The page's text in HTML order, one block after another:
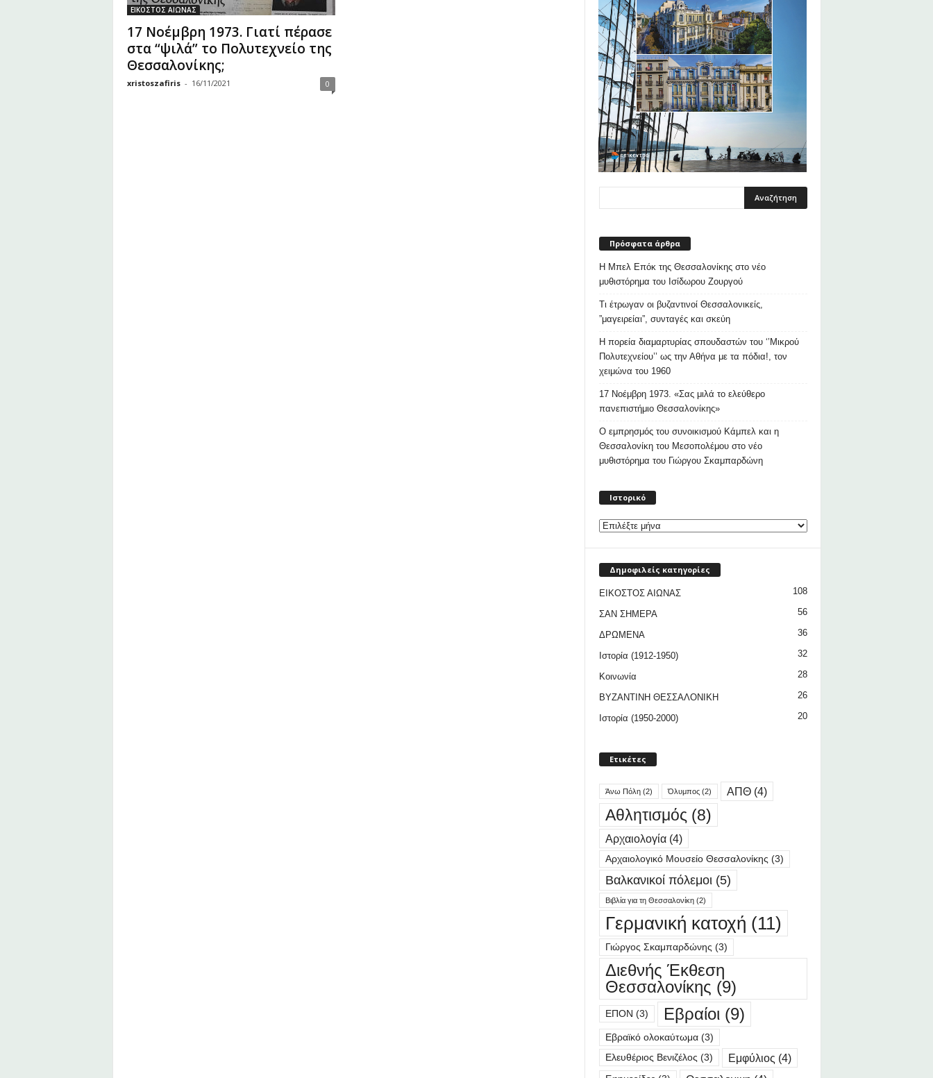
ΕΙΚΟΣΤΟΣ ΑΙΩΝΑΣ
17 Νοέμβρη 1973. Γιατί πέρασε
στα “ψιλά” το Πολυτεχνείο της
Θεσσαλονίκης;
xristoszafiris - 16/11/2021 0
Πρόσφατα άρθρα
Η Μπελ Επόκ της Θεσσαλονίκης στο νέο
μυθιστόρημα του Ισίδωρου Ζουργού
Τι έτρωγαν οι βυζαντινοί Θεσσαλονικείς,
”μαγειρείαι”, συνταγές και σκεύη
Η πορεία διαμαρτυρίας σπουδαστών του ‘’Μικρού
Πολυτεχνείου’’ ως την Αθήνα με τα πόδια!, τον
χειμώνα του 1960
17 Νοέμβρη 1973. «Σας μιλά το ελεύθερο
πανεπιστήμιο Θεσσαλονίκης»
Ο εμπρησμός του συνοικισμού Κάμπελ και η
Θεσσαλονίκη του Μεσοπολέμου στο νέο
μυθιστόρημα του Γιώργου Σκαμπαρδώνη
Ιστορικό
Δημοφιλείς κατηγορίες
ΕΙΚΟΣΤΟΣ ΑΙΩΝΑΣ 108
ΣΑΝ ΣΗΜΕΡΑ 56
ΔΡΩΜΕΝΑ 36
Ιστορία (1912-1950) 32
Κοινωνία 28
ΒΥΖΑΝΤΙΝΗ ΘΕΣΣΑΛΟΝΙΚΗ 26
Ιστορία (1950-2000) 20
Ετικέτες
Άνω Πόλη(2) Όλυμπος(2) ΑΠΘ(4)
Αθλητισμός (8)
Αρχαιολογία(4)
Αρχαιολογικό Μουσείο Θεσσαλονίκης (3)
Βαλκανικοί πόλεμοι (5)
Βιβλία για τη Θεσσαλονίκη(2)
Γερμανική κατοχή (11)
Γιώργος Σκαμπαρδώνης (3)
Διεθνής Έκθεση
Θεσσαλονίκης (9)
ΕΠΟΝ (3) Εβραίοι (9)
Εβραϊκό ολοκαύτωμα(3)
Ελευθέριος Βενιζέλος (3) Εμφύλιος (4)